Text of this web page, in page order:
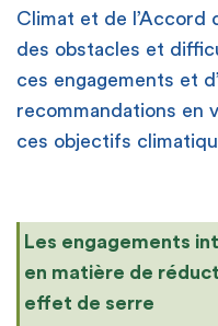
Climat et de l’Accord
des obstacles et
ces engagements et
recommandations en
ces objectifs
Les engagements
en matière de
effet de serre